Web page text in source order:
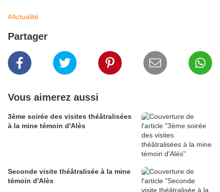
#Actualité
Partager
Vous aimerez aussi
3ème soirée des visites théâtralisées
à la mine témoin d'Alès
Seconde visite théâtralisée à la mine
témoin d'Alès